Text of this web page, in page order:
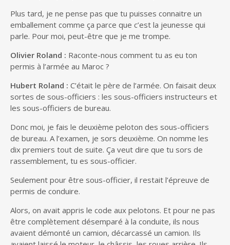
Plus tard, je ne pense pas que tu puisses connaitre un
emballement comme ça parce que c’est la jeunesse qui
parle. Pour moi, peut-être que je me trompe.
Olivier Roland : Raconte-nous comment tu as eu ton
permis à l’armée au Maroc ?
Hubert Roland : C’était le père de l’armée. On faisait deux
sortes de sous-officiers : les sous-officiers instructeurs et
les sous-officiers de bureau.
Donc moi, je fais le deuxième peloton des sous-officiers
de bureau. A l’examen, je sors deuxième. On nomme les
dix premiers tout de suite. Ça veut dire que tu sors de
rassemblement, tu es sous-officier.
Seulement pour être sous-officier, il restait l’épreuve de
permis de conduire.
Alors, on avait appris le code aux pelotons. Et pour ne pas
être complètement désemparé à la conduite, ils nous
avaient démonté un camion, décarcassé un camion. Ils